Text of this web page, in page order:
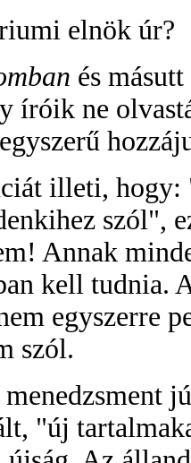
elnök úr?
és
íróik ne
illeti,
szól",
Annak
kell tudnia.
egyszerre
szól.
"új